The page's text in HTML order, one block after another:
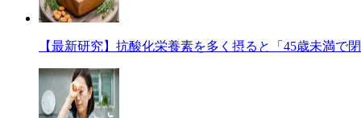
【最新研究】抗酸化栄養素を多く摂ると「45歳未満